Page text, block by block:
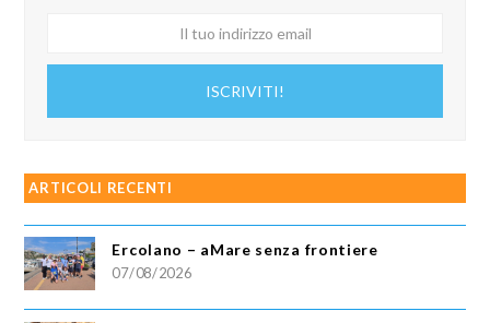
ISCRIVITI!
ARTICOLI RECENTI
Ercolano – aMare senza frontiere
07/08/2026